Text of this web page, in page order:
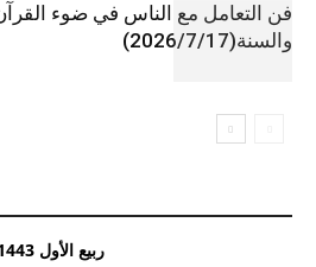
فن التعامل مع الناس في ضوء
والسنة(2026/7/17)
ربيع الأول 1443